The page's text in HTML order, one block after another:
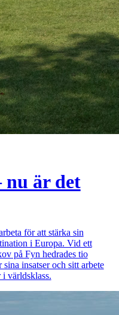
nu är det
för att stärka sin
i Europa. Vid ett
på Fyn hedrades tio
insatser och sitt arbete
världsklass.